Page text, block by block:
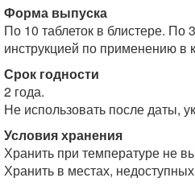
Форма выпуска
По 10 таблеток в блистере. По
инструкцией по применению в
Срок годности
2 года.
Не использовать после даты,
Условия хранения
Хранить при температуре не
Хранить в местах,